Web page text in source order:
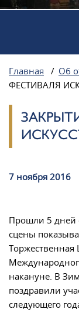
Главная / Об
ФЕСТИВАЛЯ
7 ноября 2016
Прошли 5 дней
сцены
Торжественная
накануне. В
поздравили
следующего